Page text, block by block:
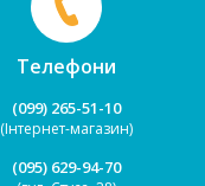
Телефони
(099) 265-51-10
(Інтернет-магазин)
(095) 629-94-70